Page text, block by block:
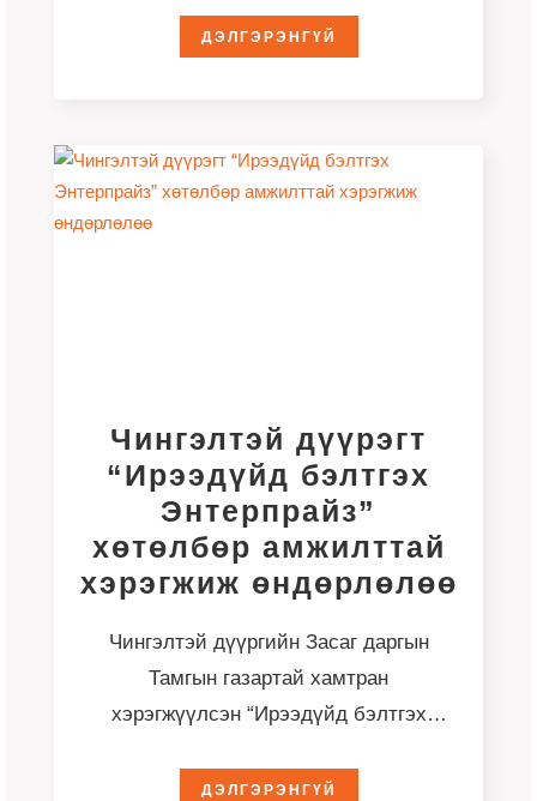
21, 28-ны өдрүүдэд амжилттай
ДЭЛГЭРЭНГҮЙ
Чингэлтэй дүүрэгт
“Ирээдүйд бэлтгэх
Энтерпрайз”
хөтөлбөр амжилттай
хэрэгжиж өндөрлөлөө
Чингэлтэй дүүргийн Засаг даргын
Тамгын газартай хамтран
хэрэгжүүлсэн “Ирээдүйд бэлтгэх
дүгээр сарын 6-наас 5 дугаар
ДЭЛГЭРЭНГҮЙ